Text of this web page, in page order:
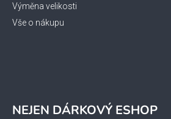
Výměna velikosti
Vše o nákupu
NEJEN DÁRKOVÝ ESHOP